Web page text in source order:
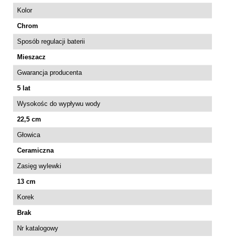
Kolor
Chrom
Sposób regulacji baterii
Mieszacz
Gwarancja producenta
5 lat
Wysokośc do wypływu wody
22,5 cm
Głowica
Ceramiczna
Zasięg wylewki
13 cm
Korek
Brak
Nr katalogowy